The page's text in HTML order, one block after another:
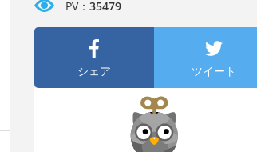
PV： 35479
シェア ツイート